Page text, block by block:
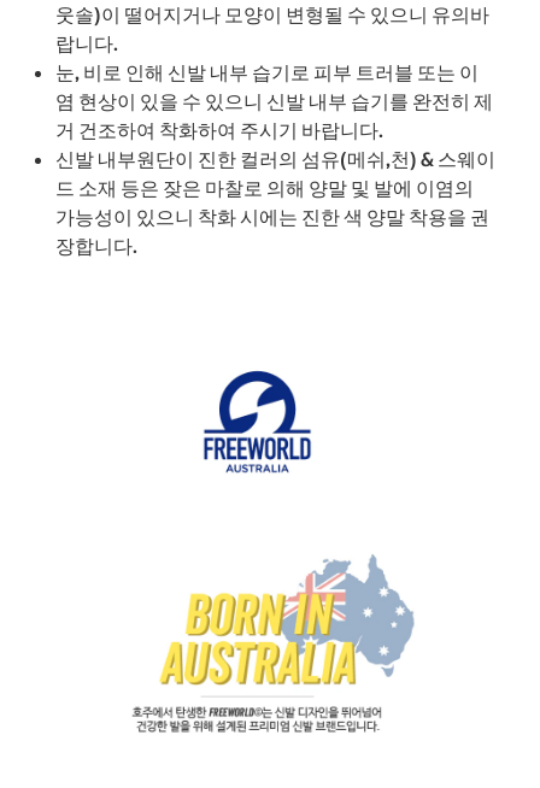
웃솔)이 떨어지거나 모양이 변형될 수 있으니 유의바
랍니다.
눈, 비로 인해 신발 내부 습기로 피부 트러블 또는 이
염 현상이 있을 수 있으니 신발 내부 습기를 완전히 제
거 건조하여 착화하여 주시기 바랍니다.
신발 내부원단이 진한 컬러의 섬유(메쉬,천) & 스웨이
드 소재 등은 잦은 마찰로 의해 양말 및 발에 이염의
가능성이 있으니 착화 시에는 진한 색 양말 착용을 권
장합니다.